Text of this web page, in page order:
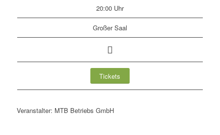
20:00 Uhr
Großer Saal
Tickets
Veranstalter: MTB Betriebs GmbH